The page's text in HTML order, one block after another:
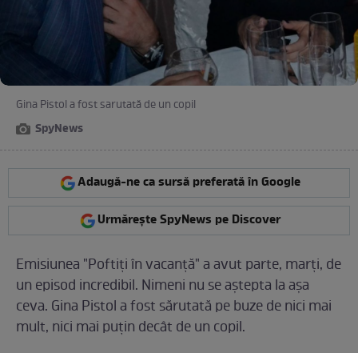
Gina Pistol a fost sarutată de un copil
SpyNews
Adaugă-ne ca sursă preferată în Google
Urmărește SpyNews pe Discover
Emisiunea "Poftiţi în vacanţă" a avut parte, marţi, de
un episod incredibil. Nimeni nu se aştepta la aşa
ceva. Gina Pistol a fost sărutată pe buze de nici mai
mult, nici mai puţin decât de un copil.